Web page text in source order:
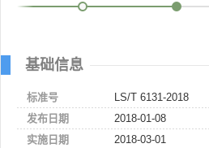
基础信息
标准号
LS/T 6131-2018
发布日期
2018-01-08
实施日期
2018-03-01